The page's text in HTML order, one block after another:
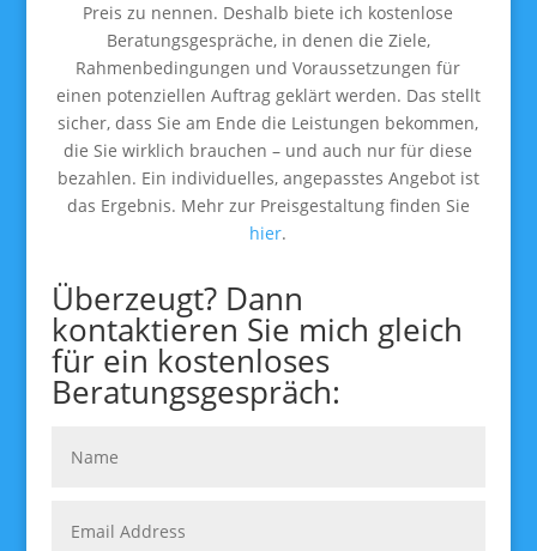
Preis zu nennen. Deshalb biete ich kostenlose
Beratungsgespräche, in denen die Ziele,
Rahmenbedingungen und Voraussetzungen für
einen potenziellen Auftrag geklärt werden. Das stellt
sicher, dass Sie am Ende die Leistungen bekommen,
die Sie wirklich brauchen – und auch nur für diese
bezahlen. Ein individuelles, angepasstes Angebot ist
das Ergebnis. Mehr zur Preisgestaltung finden Sie
hier.
Überzeugt? Dann
kontaktieren Sie mich gleich
für ein kostenloses
Beratungsgespräch: